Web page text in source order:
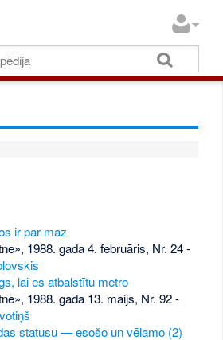
ir par maz
1988. gada 4. februāris, Nr. 24-
lai es atbalstītu metro
1988. gada 13. maijs, Nr. 92-
statusu — esošo un vēlamo (2)